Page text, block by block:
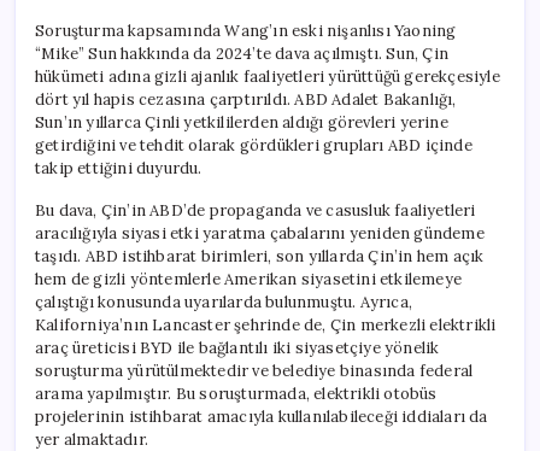
Soruşturma kapsamında Wang’ın eski nişanlısı Yaoning
“Mike” Sun hakkında da 2024’te dava açılmıştı. Sun, Çin
hükümeti adına gizli ajanlık faaliyetleri yürüttüğü gerekçesiyle
dört yıl hapis cezasına çarptırıldı. ABD Adalet Bakanlığı,
Sun’ın yıllarca Çinli yetkililerden aldığı görevleri yerine
getirdiğini ve tehdit olarak gördükleri grupları ABD içinde
takip ettiğini duyurdu.
Bu dava, Çin’in ABD’de propaganda ve casusluk faaliyetleri
aracılığıyla siyasi etki yaratma çabalarını yeniden gündeme
taşıdı. ABD istihbarat birimleri, son yıllarda Çin’in hem açık
hem de gizli yöntemlerle Amerikan siyasetini etkilemeye
çalıştığı konusunda uyarılarda bulunmuştu. Ayrıca,
Kaliforniya’nın Lancaster şehrinde de, Çin merkezli elektrikli
araç üreticisi BYD ile bağlantılı iki siyasetçiye yönelik
soruşturma yürütülmektedir ve belediye binasında federal
arama yapılmıştır. Bu soruşturmada, elektrikli otobüs
projelerinin istihbarat amacıyla kullanılabileceği iddiaları da
yer almaktadır.